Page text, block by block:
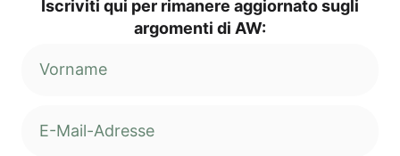
Iscri­vi­ti qui per rima­ne­re aggior­na­to sug­li
argo­men­ti di AW: